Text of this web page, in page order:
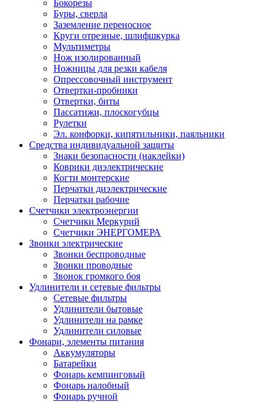
Бокорезы
Буры, сверла
Заземление переносное
Круги отрезные, шлифшкурка
Мультиметры
Нож изолированный
Ножницы для резки кабеля
Опрессовочный инструмент
Отвертки-пробники
Отвертки, биты
Пассатижи, плоскогубцы
Рулетки
Эл. конфорки, кипятильники, паяльники
Средства индивидуальной защиты
Знаки безопасности (наклейки)
Коврики диэлектрические
Когти монтерские
Перчатки диэлектрические
Перчатки рабочие
Счетчики электроэнергии
Счетчики Меркурий
Счетчики ЭНЕРГОМЕРА
Звонки электрические
Звонки беспроводные
Звонки проводные
Звонок громкого боя
Удлинители и сетевые фильтры
Сетевые фильтры
Удлинители бытовые
Удлинители на рамке
Удлинители силовые
Фонари, элементы питания
Аккумуляторы
Батарейки
Фонарь кемпинговый
Фонарь налобный
Фонарь ручной